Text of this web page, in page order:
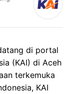
di portal
(KAI) di Aceh
terkemuka
KAI